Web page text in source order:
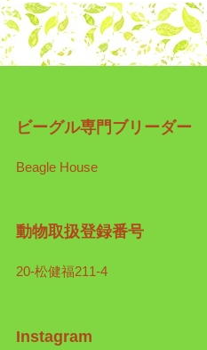
ビーグル専門ブリーダー
Beagle House
動物取扱登録番号
20-松健福211-4
Instagram